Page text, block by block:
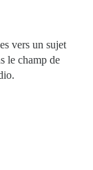
vers un sujet
le champ de